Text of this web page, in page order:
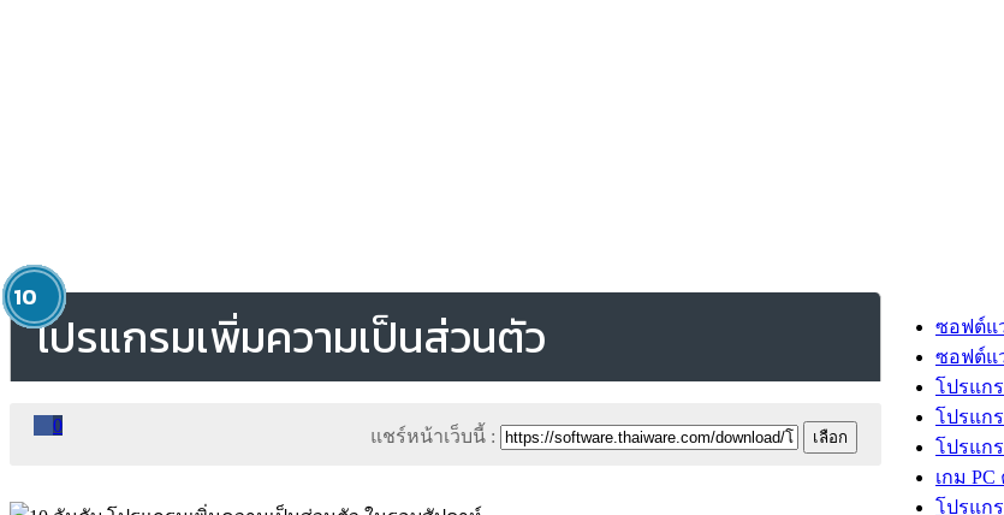
โปรแกรมเพิ่มความเป็นส่วนตัว
0
แชร์หน้าเว็บนี้ :
1
2
3
4
5
6
7
8
9
10
ซอฟต์แ
ซอฟต์แ
โปรแก
โปรแก
โปรแก
เกม
โปรแก